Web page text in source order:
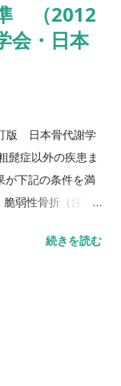
い↓ タイムアップ
10m歩行テスト
行路）を歩行し、
：屋外歩行 詳し
メートル歩行テ
（2012
会・日本
版 日本骨代謝学
髭症以外の疾患ま
が下記の条件を満
弱性骨折（注1）
がYAMの80％未満
倒か、それ以下
続きを読む